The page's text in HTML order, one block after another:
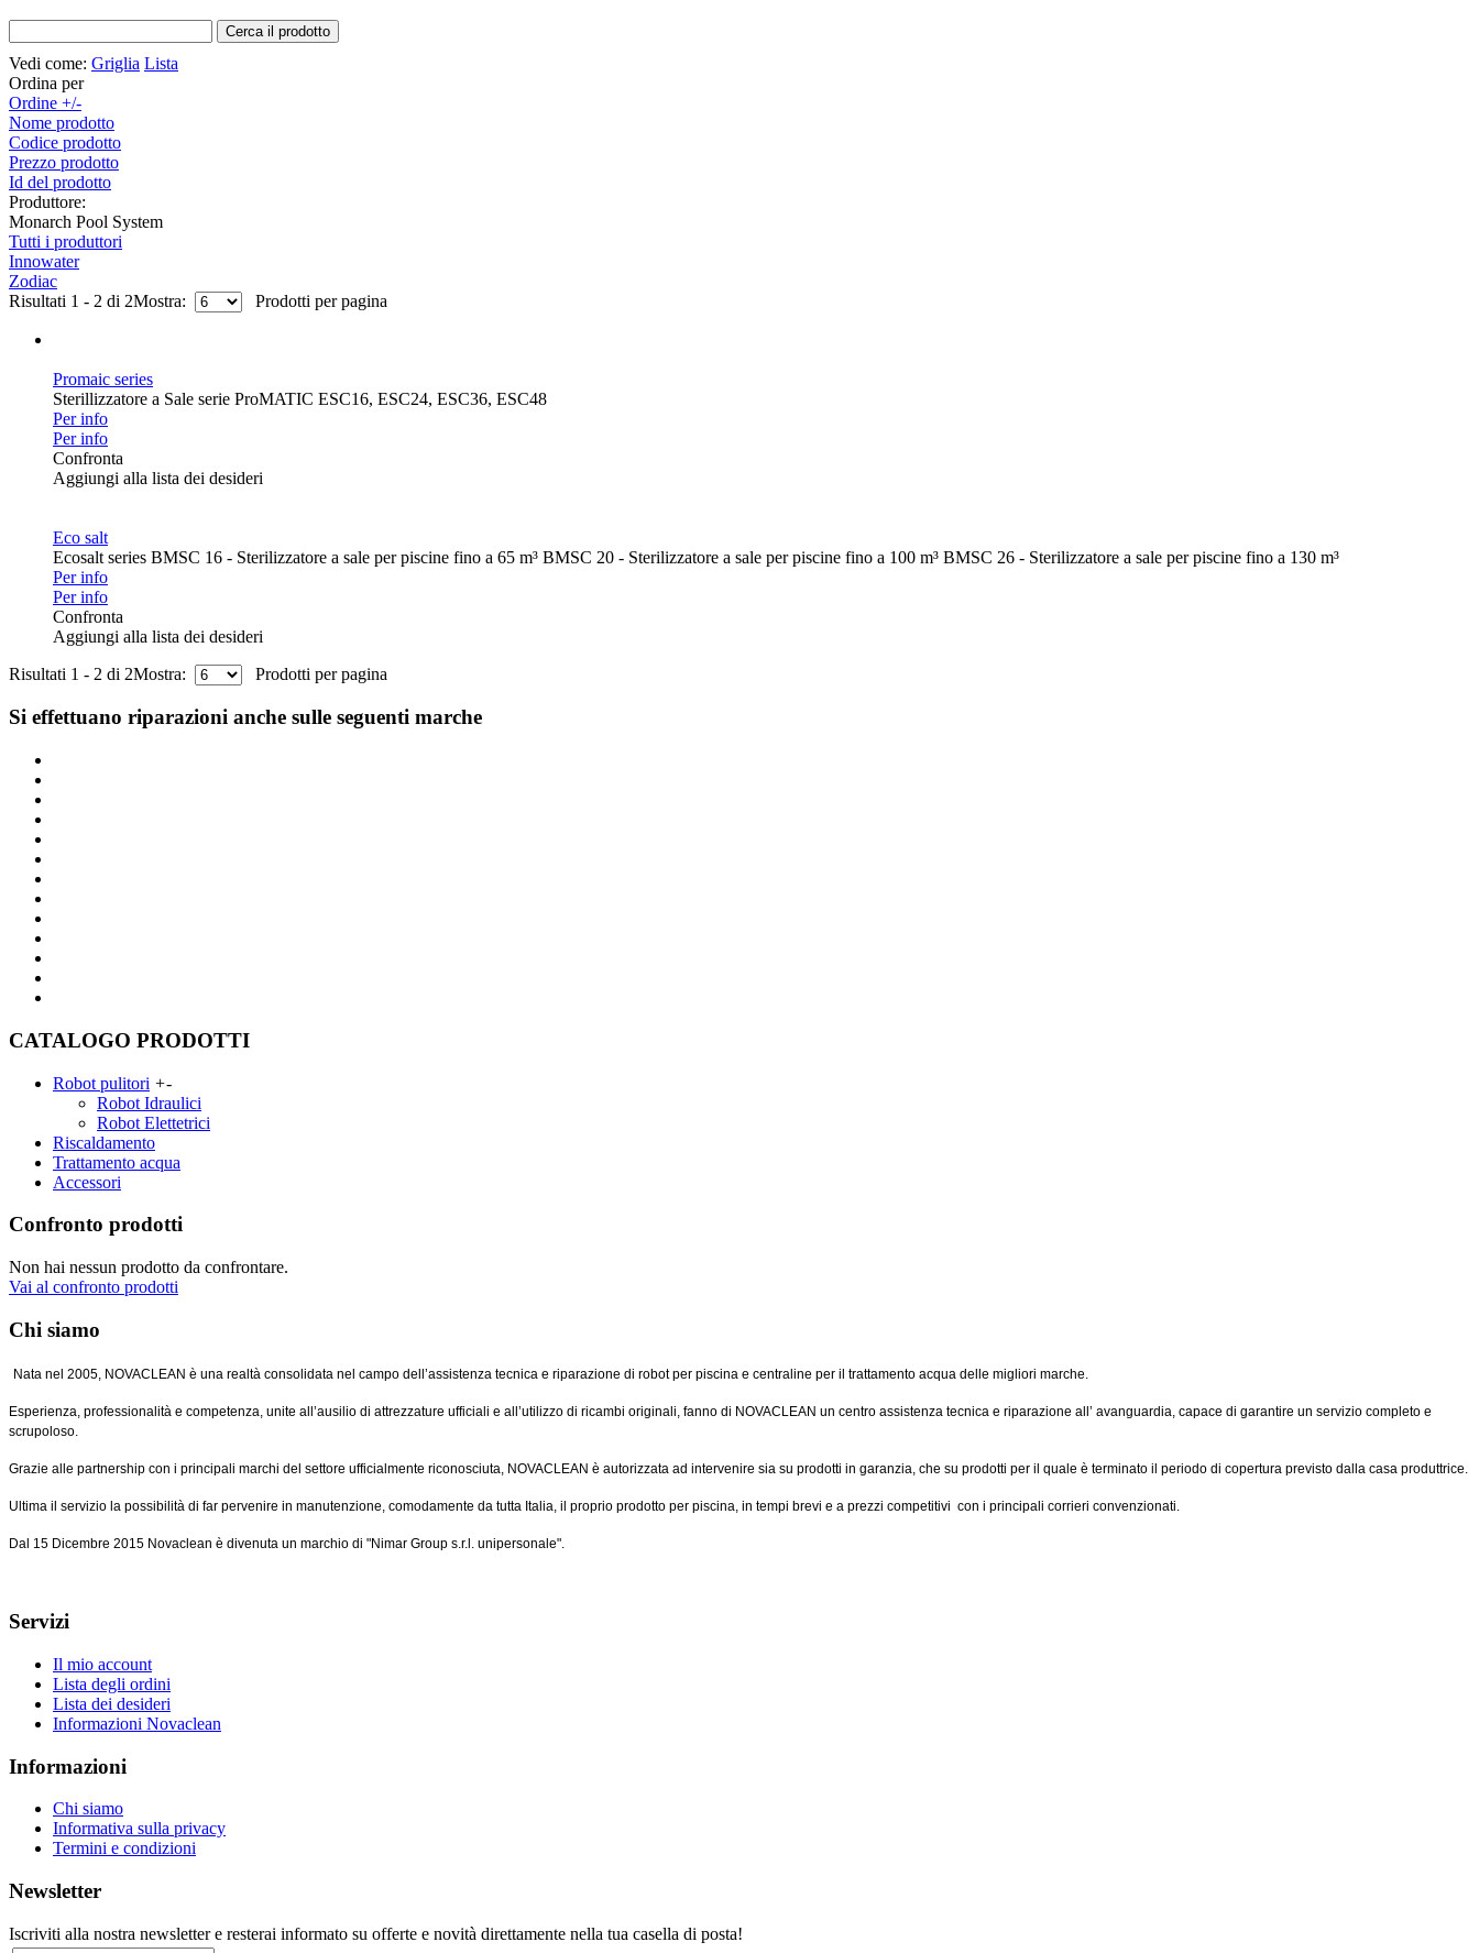
Vedi come: Griglia Lista
Ordina per
Ordine +/-
Nome prodotto
Codice prodotto
Prezzo prodotto
Id del prodotto
Produttore:
Monarch Pool System
Tutti i produttori
Innowater
Zodiac
Risultati 1 - 2 di 2Mostra: Prodotti per pagina
Promaic series
Sterillizzatore a Sale serie ProMATIC ESC16, ESC24, ESC36, ESC48
Per info
Per info
Confronta
Aggiungi alla lista dei desideri
Eco salt
Ecosalt series BMSC 16 - Sterilizzatore a sale per piscine fino a 65 m³ BMSC 20 - Sterilizzatore a sale per piscine fino a 100 m³ BMSC 26 - Sterilizzatore a sale per piscine fino a 130 m³
Per info
Per info
Confronta
Aggiungi alla lista dei desideri
Risultati 1 - 2 di 2Mostra: Prodotti per pagina
Si effettuano riparazioni anche sulle seguenti marche
CATALOGO PRODOTTI
Robot pulitori +-
Robot Idraulici
Robot Elettetrici
Riscaldamento
Trattamento acqua
Accessori
Confronto prodotti
Non hai nessun prodotto da confrontare.
Vai al confronto prodotti
Chi siamo
Nata nel 2005, NOVACLEAN è una realtà consolidata nel campo dell’assistenza tecnica e riparazione di robot per piscina e centraline per il trattamento acqua delle migliori marche.
Esperienza, professionalità e competenza, unite all’ausilio di attrezzature ufficiali e all’utilizzo di ricambi originali, fanno di NOVACLEAN un centro assistenza tecnica e riparazione all’ avanguardia, capace di garantire un servizio completo e
scrupoloso.
Grazie alle partnership con i principali marchi del settore ufficialmente riconosciuta, NOVACLEAN è autorizzata ad intervenire sia su prodotti in garanzia, che su prodotti per il quale è terminato il periodo di copertura previsto dalla casa produttrice.
Ultima il servizio la possibilità di far pervenire in manutenzione, comodamente da tutta Italia, il proprio prodotto per piscina, in tempi brevi e a prezzi competitivi con i principali corrieri convenzionati.
Dal 15 Dicembre 2015 Novaclean è divenuta un marchio di "Nimar Group s.r.l. unipersonale".
Servizi
Il mio account
Lista degli ordini
Lista dei desideri
Informazioni Novaclean
Informazioni
Chi siamo
Informativa sulla privacy
Termini e condizioni
Newsletter
Iscriviti alla nostra newsletter e resterai informato su offerte e novità direttamente nella tua casella di posta!